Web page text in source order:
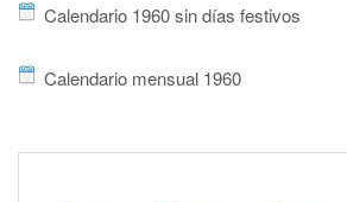
Calendario 1960 sin días festivos
Calendario mensual 1960